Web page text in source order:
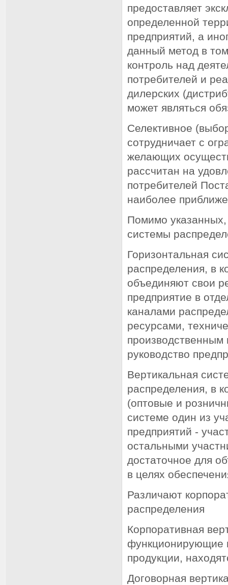
предоставляет
определенной
предприятий, а
данный метод в
контроль над
потребителей и
дилерских
может являться
Селективное
сотрудничает с
желающих
рассчитан на
потребителей
наиболее
Помимо
системы
Горизонтальная
распределения, в
объединяют свои
предприятие в
каналами
ресурсами,
руководство
Вертикальная
распределения, в
(оптовые и
системе один из
предприятий -
остальными
достаточное для
в целях
Различают
распределения
Корпоративная
функционирующие
продукции,
Договорная